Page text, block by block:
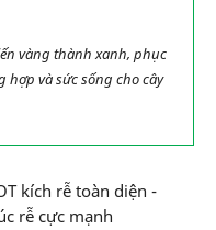
vàng thành xanh, phục
và sức sống cho cây
kích rễ toàn diện -
rễ cực mạnh